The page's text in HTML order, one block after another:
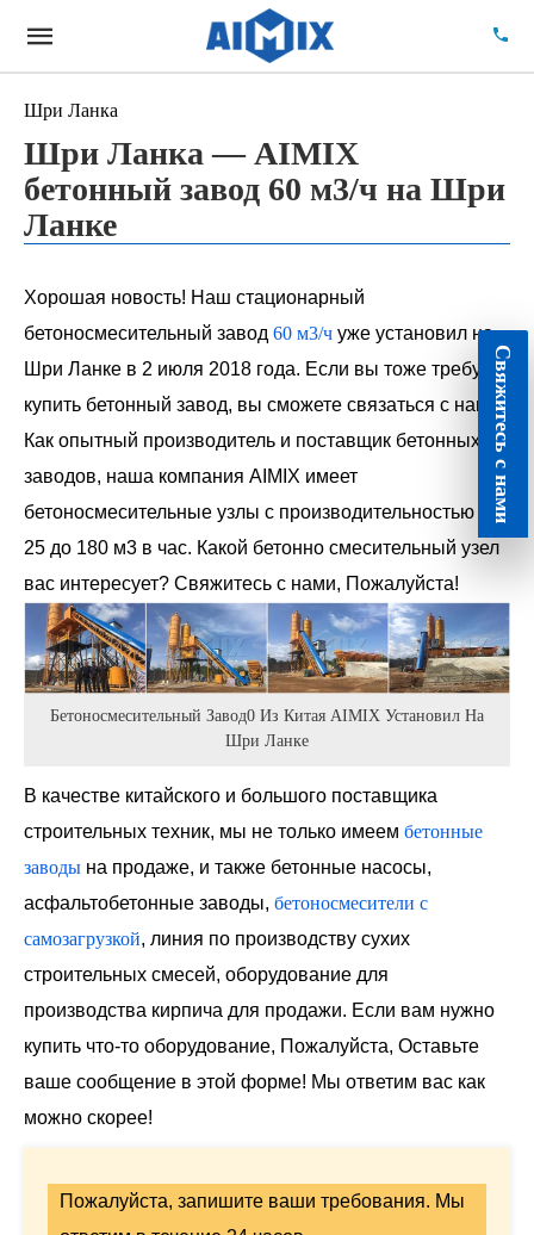
Шри Ланка
Шри Ланка — AIMIX
бетонный завод 60 м3/ч на Шри
Ланке
Хорошая новость! Наш стационарный
бетоносмесительный завод 60 м3/ч уже установил на
Шри Ланке в 2 июля 2018 года. Если вы тоже требуете
купить бетонный завод, вы сможете связаться с нами.
Как опытный производитель и поставщик бетонных
заводов, наша компания AIMIX имеет
бетоносмесительные узлы с производительностью от
25 до 180 м3 в час. Какой бетонно смесительный узел
вас интересует? Свяжитесь с нами, Пожалуйста!
Бетоносмесительный Завод0 Из Китая AIMIX Установил На
Шри Ланке
В качестве китайского и большого поставщика
строительных техник, мы не только имеем бетонные
заводы на продаже, и также бетонные насосы,
асфальтобетонные заводы, бетоносмесители с
самозагрузкой, линия по производству сухих
строительных смесей, оборудование для
производства кирпича для продажи. Если вам нужно
купить что-то оборудование, Пожалуйста, Оставьте
ваше сообщение в этой форме! Мы ответим вас как
можно скорее!
Пожалуйста, запишите ваши требования. Мы
Свяжитесь с нами